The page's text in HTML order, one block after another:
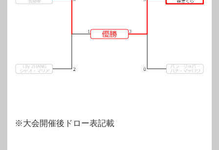
※大会開催後ドロー表記載